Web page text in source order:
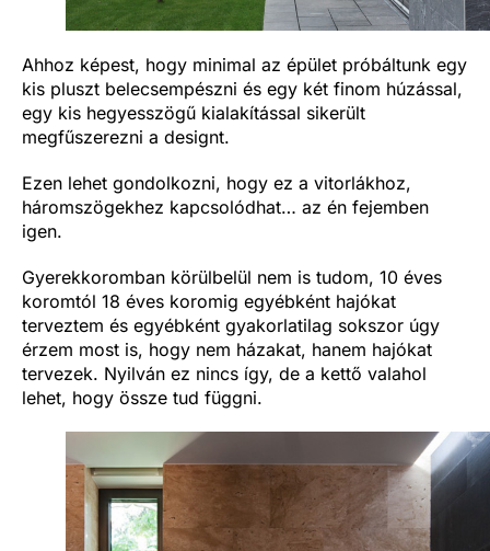
Ahhoz képest, hogy minimal az épület próbáltunk egy
kis pluszt belecsempészni és egy két finom húzással,
egy kis hegyesszögű kialakítással sikerült
megfűszerezni a designt.
Ezen lehet gondolkozni, hogy ez a vitorlákhoz,
háromszögekhez kapcsolódhat… az én fejemben
igen.
Gyerekkoromban körülbelül nem is tudom, 10 éves
koromtól 18 éves koromig egyébként hajókat
terveztem és egyébként gyakorlatilag sokszor úgy
érzem most is, hogy nem házakat, hanem hajókat
tervezek. Nyilván ez nincs így, de a kettő valahol
lehet, hogy össze tud függni.